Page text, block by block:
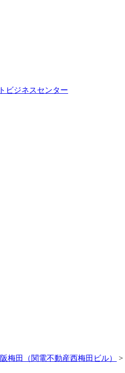
梅田（関電不動産西梅田ビル） >